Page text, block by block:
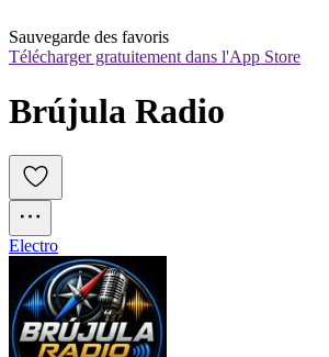
Sauvegarde des favoris
Télécharger gratuitement dans l'App Store
Brújula Radio
Electro